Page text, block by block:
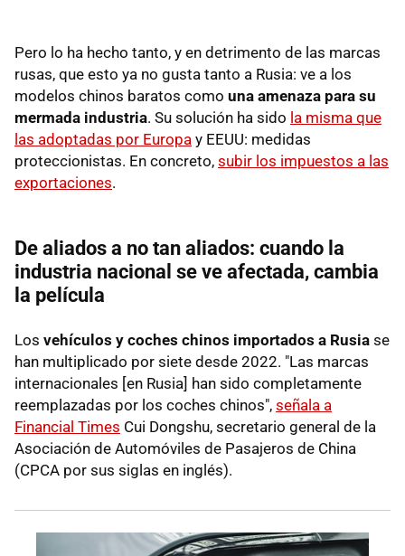
Pero lo ha hecho tanto, y en detrimento de las marcas
rusas, que esto ya no gusta tanto a Rusia: ve a los
modelos chinos baratos como una amenaza para su
mermada industria. Su solución ha sido la misma que
las adoptadas por Europa y EEUU: medidas
proteccionistas. En concreto, subir los impuestos a las
exportaciones.
De aliados a no tan aliados: cuando la
industria nacional se ve afectada, cambia
la película
Los vehículos y coches chinos importados a Rusia se
han multiplicado por siete desde 2022. "Las marcas
internacionales [en Rusia] han sido completamente
reemplazadas por los coches chinos", señala a
Financial Times Cui Dongshu, secretario general de la
Asociación de Automóviles de Pasajeros de China
(CPCA por sus siglas en inglés).